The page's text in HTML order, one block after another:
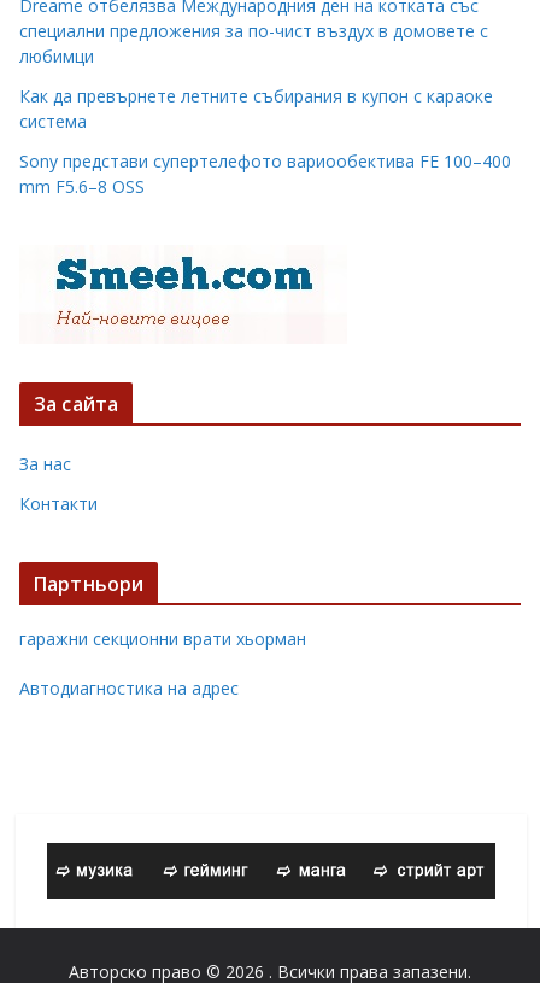
Dreame отбелязва Международния ден на котката със
специални предложения за по-чист въздух в домовете с
любимци
Как да превърнете летните събирания в купон с караоке
система
Sony представи супертелефото вариообектива FE 100–400
mm F5.6–8 OSS
За сайта
За нас
Контакти
Партньори
гаражни секционни врати хьорман
Автодиагностика на адрес
Авторско право © 2026 . Всички права запазени.